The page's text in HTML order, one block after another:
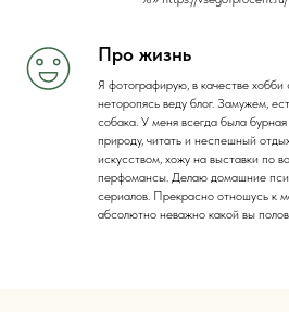
Про жизнь
Я фотографирую, в качестве
неторопясь веду блог. Замужем,
собака. У меня всегда была
природу, читать и неспешный
искусством, хожу на выставки по
перфомансы. Делаю домашние
сериалов. Прекрасно отношусь к
абсолютно неважно какой вы